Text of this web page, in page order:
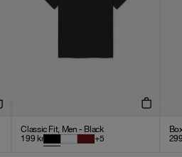
Classic Fit, Men - Black
199 kr +5